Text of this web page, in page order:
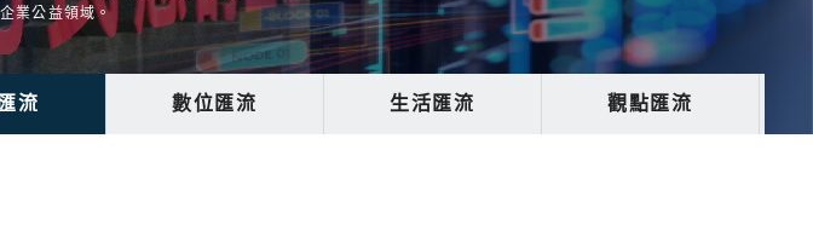
業公益領域。
流 數位匯流 生活匯流 觀點匯流